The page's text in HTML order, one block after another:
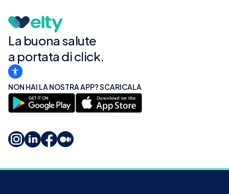
La buona salute
a portata di click.
NON HAI LA NOSTRA APP? SCARICALA